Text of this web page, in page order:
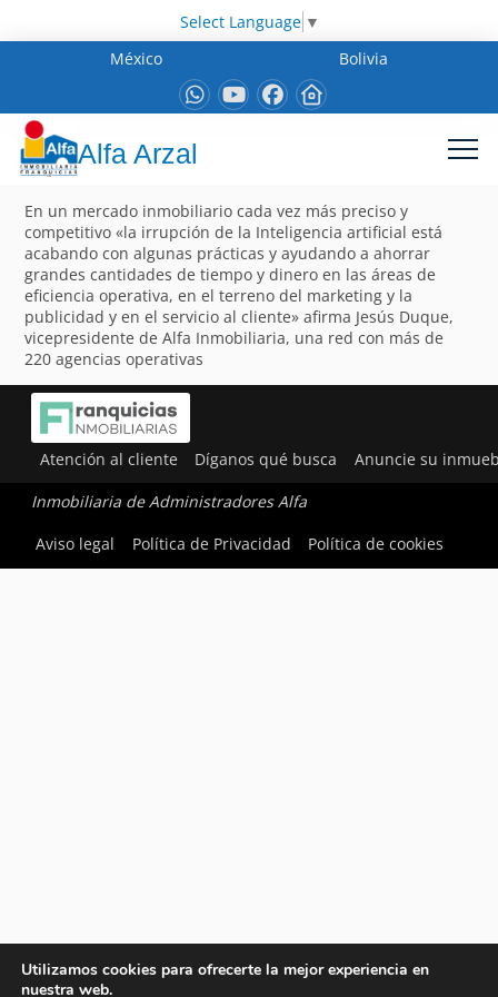
Select Language ▼
México
Bolivia
Alfa Arzal
En un mercado inmobiliario cada vez más preciso y
competitivo «la irrupción de la Inteligencia artificial está
acabando con algunas prácticas y ayudando a ahorrar
grandes cantidades de tiempo y dinero en las áreas de
eficiencia operativa, en el terreno del marketing y la
publicidad y en el servicio al cliente» afirma Jesús Duque,
vicepresidente de Alfa Inmobiliaria, una red con más de
220 agencias operativas
Atención al cliente Díganos qué busca Anuncie su
Inmobiliaria de Administradores Alfa
Aviso legal
Política de Privacidad Política de cookies
Utilizamos cookies para ofrecerte la mejor experiencia en
nuestra web.